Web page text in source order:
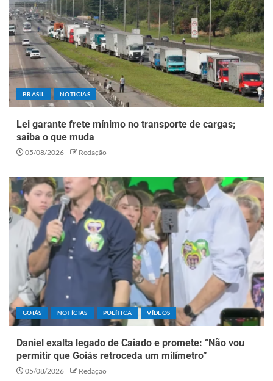
BRASIL NOTÍCIAS
Lei garante frete mínimo no transporte de cargas;
saiba o que muda
05/08/2026 Redação
GOIÁS NOTÍCIAS POLÍTICA VÍDEOS
Daniel exalta legado de Caiado e promete: “Não vou
permitir que Goiás retroceda um milímetro”
05/08/2026 Redação